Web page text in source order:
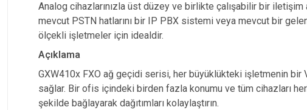
Analog cihazlarınızla üst düzey ve birlikte çalışabilir bir
mevcut PSTN hatlarını bir IP PBX sistemi veya mevcut bir
ölçekli işletmeler için idealdir.
Açıklama
GXW410x FXO ağ geçidi serisi, her büyüklükteki işletmenin bir
sağlar. Bir ofis içindeki birden fazla konumu ve tüm cihazları
şekilde bağlayarak dağıtımları kolaylaştırın.